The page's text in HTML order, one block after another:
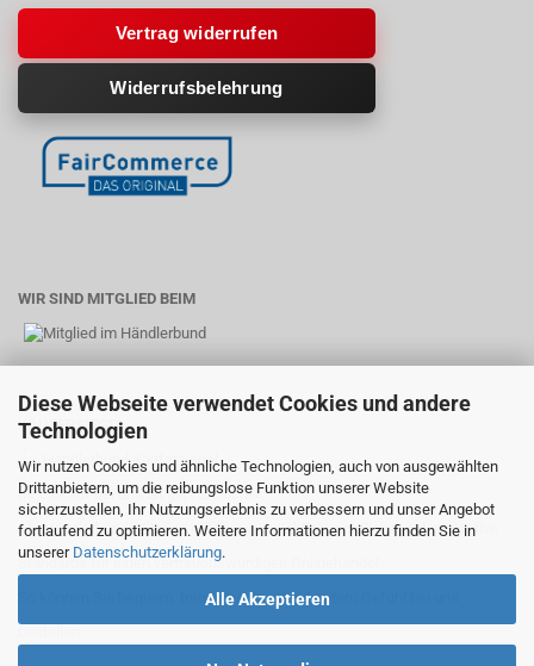
Diese Webseite verwendet Cookies und andere
Technologien
Wir nutzen Cookies und ähnliche Technologien, auch von ausgewählten
Drittanbietern, um die reibungslose Funktion unserer Website
sicherzustellen, Ihr Nutzungserlebnis zu verbessern und unser Angebot
fortlaufend zu optimieren. Weitere Informationen hierzu finden Sie in
unserer Datenschutzerklärung.
Alle Akzeptieren
Vertrag widerrufen
Widerrufsbelehrung
WIR SIND MITGLIED BEIM
KÄUFERSIEGEL
Ihr Einkauf bei uns ist geprüft sicher:
Als Händlerbund-Mitglied erfüllen wir wichtige rechtliche und qualitative
Standards für einen vertrauenswürdigen Onlinehandel.
So können Sie bequem, transparent und mit gutem Gefühl bei uns